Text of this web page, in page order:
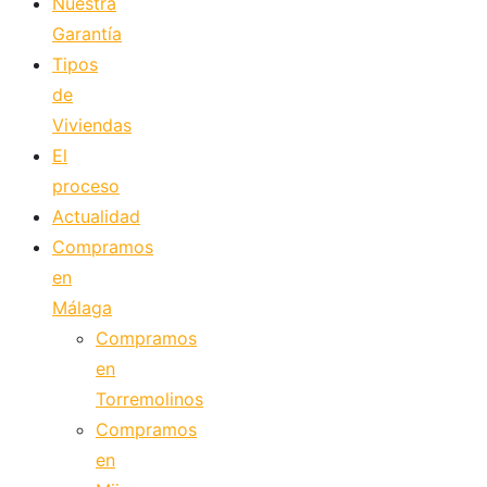
Garantía
Tipos
de
Viviendas
El
proceso
Actualidad
Compramos
en
Málaga
Compramos
en
Torremolinos
Compramos
en